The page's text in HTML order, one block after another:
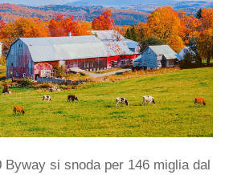
Byway si snoda per 146 miglia dal